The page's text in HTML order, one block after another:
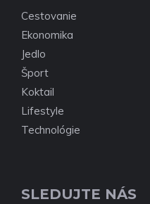
Cestovanie
Ekonomika
Jedlo
Šport
Koktail
Lifestyle
Technológie
SLEDUJTE NÁS